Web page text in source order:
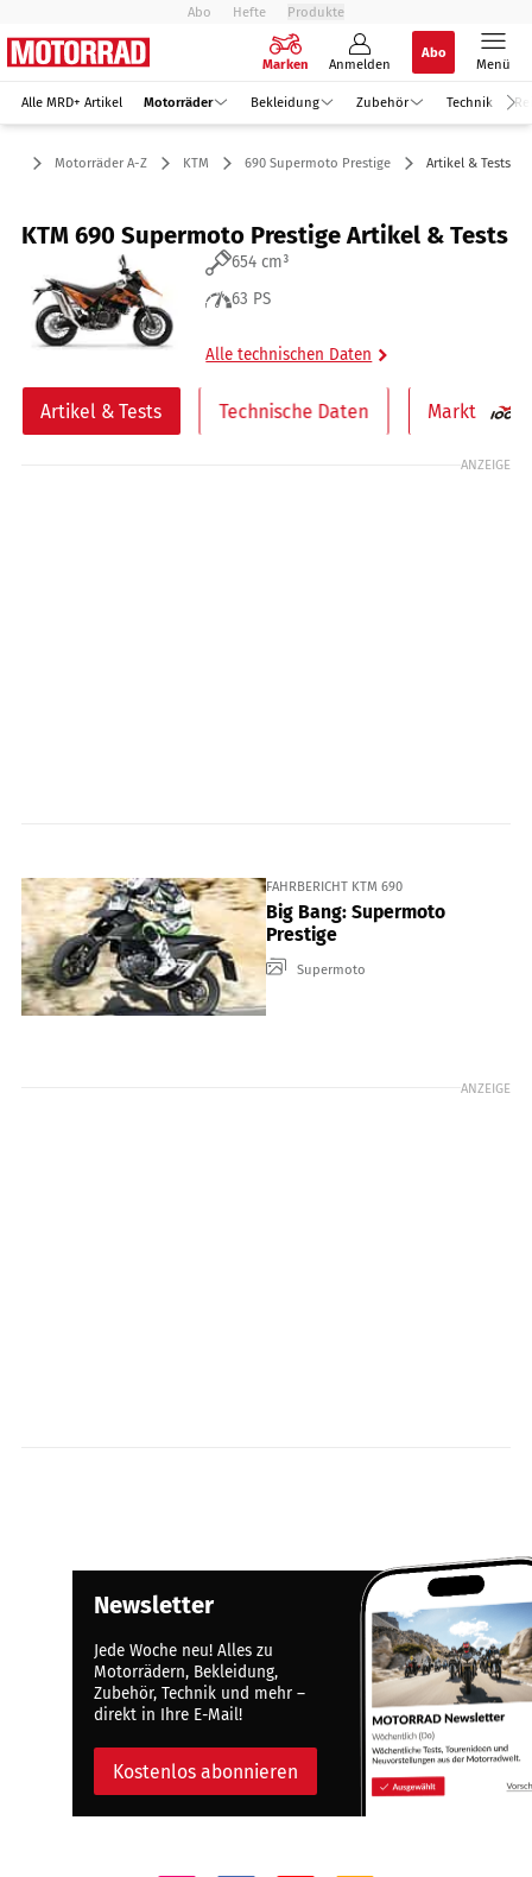
Abo Hefte Produkte
Marken Anmelden
Abo
Menü
Alle MRD+ Artikel Motorräder Bekleidung Zubehör Technik
Motorräder A-Z KTM 690 Supermoto Prestige Artikel & Tests
KTM 690 Supermoto Prestige Artikel & Tests
654 cm³
63 PS
Alle technischen Daten
Artikel & Tests Technische Daten Markt
ANZEIGE
FAHRBERICHT KTM 690
Big Bang: Supermoto
Prestige
Supermoto
ANZEIGE
Newsletter
Jede Woche neu! Alles zu
Motorrädern, Bekleidung,
Zubehör, Technik und mehr –
direkt in Ihre E-Mail!
Kostenlos abonnieren